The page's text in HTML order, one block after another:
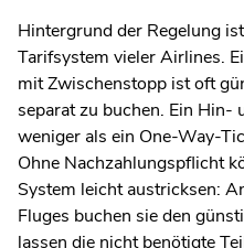
Hintergrund der Regelung
Tarifsystem vieler Airlines.
mit Zwischenstopp ist oft
separat zu buchen. Ein
weniger als ein One-Way-
Ohne Nachzahlungspflicht
System leicht austricksen:
Fluges buchen sie den
lassen die nicht benötigte